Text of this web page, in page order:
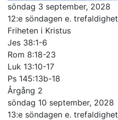
söndag 3 september, 2028
12:e söndagen e. trefaldighet
Friheten i Kristus
Jes 38:1-6
Rom 8:18-23
Luk 13:10-17
Ps 145:13b-18
Årgång 2
söndag 10 september, 2028
13:e söndagen e. trefaldighet